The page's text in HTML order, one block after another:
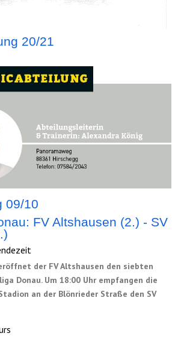
20/21
09/10
FV Altshausen (2.) - SV
der FV Altshausen den siebten
Donau. Um 18:00 Uhr empfangen die
an der Blönrieder Straße den SV